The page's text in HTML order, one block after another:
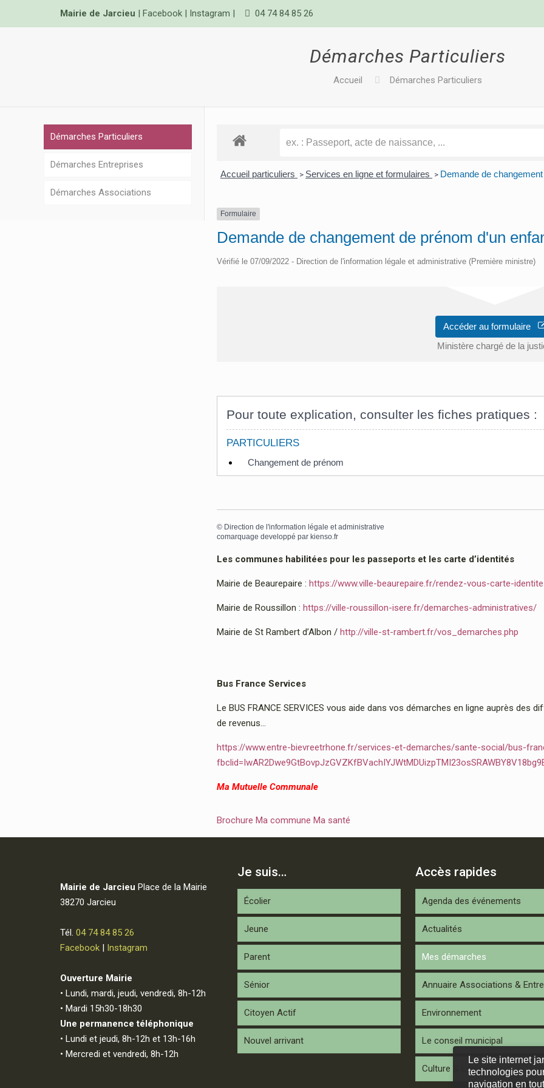
Mairie de Jarcieu | Facebook| Instagram | 04 74 84 85 26
Démarches Particuliers
Accueil Démarches Particuliers
Accueil particuliers > Services en ligne et formulaires > Demande de
Formulaire
Demande de changement de prénom d'un
Vérifié le 07/09/2022 - Direction de l'information légale et administrative (Première ministre)
Accéder au formulaire
Ministère chargé de la
Pour toute explication, consulter les fiches pratiques :
PARTICULIERS
Changement de prénom
© Direction de l'information légale et administrative
comarquage developpé par kienso.fr
Les communes habilitées pour les passeports et les carte d’identités
Mairie de Beaurepaire : https://www.ville-beaurepaire.fr/rendez-vous-carte-
Mairie de Roussillon : https://ville-roussillon-isere.fr/demarches-administratives/
Mairie de St Rambert d’Albon / http://ville-st-rambert.fr/vos_demarches.php
Bus France Services
Le BUS FRANCE SERVICES vous aide dans vos démarches en ligne auprès des
de revenus…
https://www.entre-bievreetrhone.fr/services-et-demarches/sante-social/bus-
Ma Mutuelle Communale
Brochure Ma commune Ma santé
Démarches Particuliers
Démarches Entreprises
Démarches Associations
Mairie de Jarcieu Place de la Mairie
38270 Jarcieu
Tél. 04 74 84 85 26
Facebook| Instagram
Ouverture Mairie
• Lundi, mardi, jeudi, vendredi, 8h-12h
• Mardi 15h30-18h30
Une permanence téléphonique
• Lundi et jeudi, 8h-12h et 13h-16h
• Mercredi et vendredi, 8h-12h
Je suis…
Écolier
Jeune
Parent
Sénior
Citoyen Actif
Nouvel arrivant
Accès rapides
Agenda des événements
Actualités
Mes démarches
Annuaire Associations &
Environnement
Le conseil municipal
Culture & Loisirs
Le site internet
technologies
navigation en